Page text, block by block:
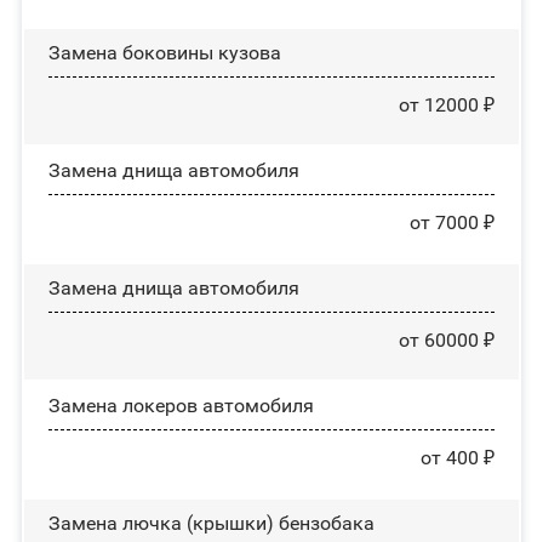
Замена боковины кузова
от 12000 ₽
Замена днища автомобиля
от 7000 ₽
Замена днища автомобиля
от 60000 ₽
Замена лoĸepoв автомобиля
от 400 ₽
Замена лючка (крышки) бензобака